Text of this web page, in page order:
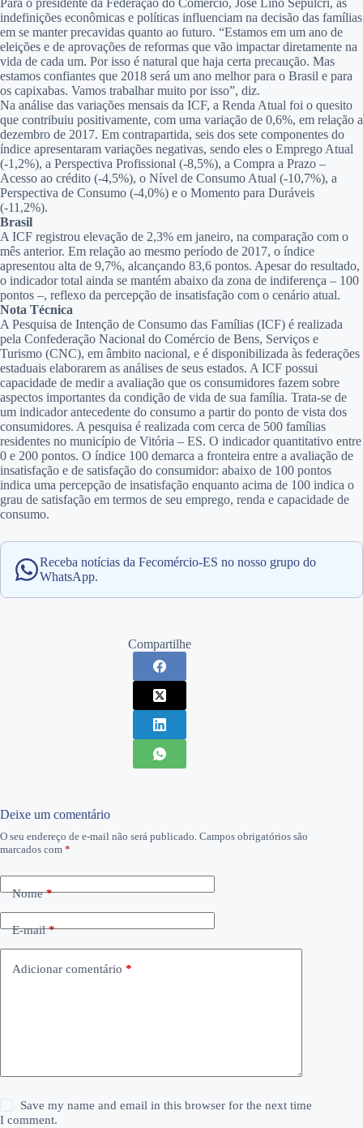
Para o presidente da Federação do Comércio, José Lino Sepulcri, as
indefinições econômicas e políticas influenciam na decisão das famílias
em se manter precavidas quanto ao futuro. “Estamos em um ano de
eleições e de aprovações de reformas que vão impactar diretamente na
vida de cada um. Por isso é natural que haja certa precaução. Mas
estamos confiantes que 2018 será um ano melhor para o Brasil e para
os capixabas. Vamos trabalhar muito por isso”, diz.
Na análise das variações mensais da ICF, a Renda Atual foi o quesito
que contribuiu positivamente, com uma variação de 0,6%, em relação a
dezembro de 2017. Em contrapartida, seis dos sete componentes do
índice apresentaram variações negativas, sendo eles o Emprego Atual
(-1,2%), a Perspectiva Profissional (-8,5%), a Compra a Prazo –
Acesso ao crédito (-4,5%), o Nível de Consumo Atual (-10,7%), a
Perspectiva de Consumo (-4,0%) e o Momento para Duráveis
(-11,2%).
Brasil
A ICF registrou elevação de 2,3% em janeiro, na comparação com o
mês anterior. Em relação ao mesmo período de 2017, o índice
apresentou alta de 9,7%, alcançando 83,6 pontos. Apesar do resultado,
o indicador total ainda se mantém abaixo da zona de indiferença – 100
pontos –, reflexo da percepção de insatisfação com o cenário atual.
Nota Técnica
A Pesquisa de Intenção de Consumo das Famílias (ICF) é realizada
pela Confederação Nacional do Comércio de Bens, Serviços e
Turismo (CNC), em âmbito nacional, e é disponibilizada às federações
estaduais elaborarem as análises de seus estados. A ICF possui
capacidade de medir a avaliação que os consumidores fazem sobre
aspectos importantes da condição de vida de sua família. Trata-se de
um indicador antecedente do consumo a partir do ponto de vista dos
consumidores. A pesquisa é realizada com cerca de 500 famílias
residentes no município de Vitória – ES. O indicador quantitativo entre
0 e 200 pontos. O índice 100 demarca a fronteira entre a avaliação de
insatisfação e de satisfação do consumidor: abaixo de 100 pontos
indica uma percepção de insatisfação enquanto acima de 100 indica o
grau de satisfação em termos de seu emprego, renda e capacidade de
consumo.
Receba notícias da Fecomércio-ES no nosso grupo do
WhatsApp.
Compartilhe
Deixe um comentário
O seu endereço de e-mail não será publicado. Campos obrigatórios são
marcados com *
Nome*
E-mail*
Adicionar comentário *
Save my name and email in this browser for the next time
I comment.